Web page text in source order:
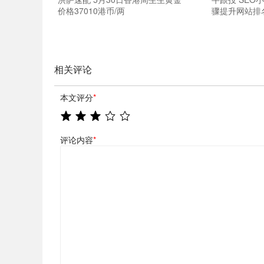
价格37010港币/两
骤提升网站排
相关评论
本文评分*
评论内容*